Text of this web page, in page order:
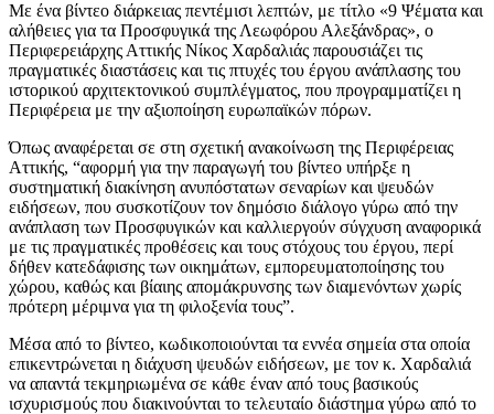
Με ένα βίντεο διάρκειας πεντέμισι λεπτών, με τίτλο «9 Ψέματα και
αλήθειες για τα Προσφυγικά της Λεωφόρου Αλεξάνδρας», ο
Περιφερειάρχης Αττικής Νίκος Χαρδαλιάς παρουσιάζει τις
πραγματικές διαστάσεις και τις πτυχές του έργου ανάπλασης του
ιστορικού αρχιτεκτονικού συμπλέγματος, που προγραμματίζει η
Περιφέρεια με την αξιοποίηση ευρωπαϊκών πόρων.
Όπως αναφέρεται σε στη σχετική ανακοίνωση της Περιφέρειας
Αττικής, “αφορμή για την παραγωγή του βίντεο υπήρξε η
συστηματική διακίνηση ανυπόστατων σεναρίων και ψευδών
ειδήσεων, που συσκοτίζουν τον δημόσιο διάλογο γύρω από την
ανάπλαση των Προσφυγικών και καλλιεργούν σύγχυση αναφορικά
με τις πραγματικές προθέσεις και τους στόχους του έργου, περί
δήθεν κατεδάφισης των οικημάτων, εμπορευματοποίησης του
χώρου, καθώς και βίαιης απομάκρυνσης των διαμενόντων χωρίς
πρότερη μέριμνα για τη φιλοξενία τους”.
Μέσα από το βίντεο, κωδικοποιούνται τα εννέα σημεία στα οποία
επικεντρώνεται η διάχυση ψευδών ειδήσεων, με τον κ. Χαρδαλιά
να απαντά τεκμηριωμένα σε κάθε έναν από τους βασικούς
ισχυρισμούς που διακινούνται το τελευταίο διάστημα γύρω από το